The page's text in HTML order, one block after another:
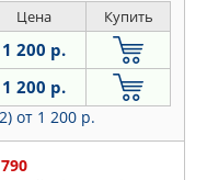
Цена Купить
1 200 р.
1 200 р.
от 1 200 р.